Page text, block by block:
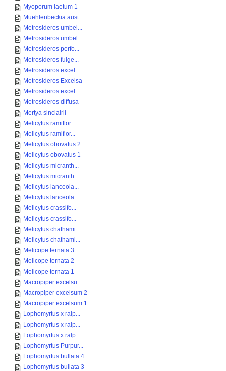
Myoporum laetum 1
Muehlenbeckia aust...
Metrosideros umbel...
Metrosideros umbel...
Metrosideros perfo...
Metrosideros fulge...
Metrosideros excel...
Metrosideros Excelsa
Metrosideros excel...
Metrosideros diffusa
Mertya sinclairii
Melicytus ramiflor...
Melicytus ramiflor...
Melicytus obovatus 2
Melicytus obovatus 1
Melicytus micranth...
Melicytus micranth...
Melicytus lanceola...
Melicytus lanceola...
Melicytus crassifo...
Melicytus crassifo...
Melicytus chathami...
Melicytus chathami...
Melicope ternata 3
Melicope ternata 2
Melicope ternata 1
Macropiper excelsu...
Macropiper excelsum 2
Macropiper excelsum 1
Lophomyrtus x ralp...
Lophomyrtus x ralp...
Lophomyrtus x ralp...
Lophomyrtus Purpur...
Lophomyrtus bullata 4
Lophomyrtus bullata 3